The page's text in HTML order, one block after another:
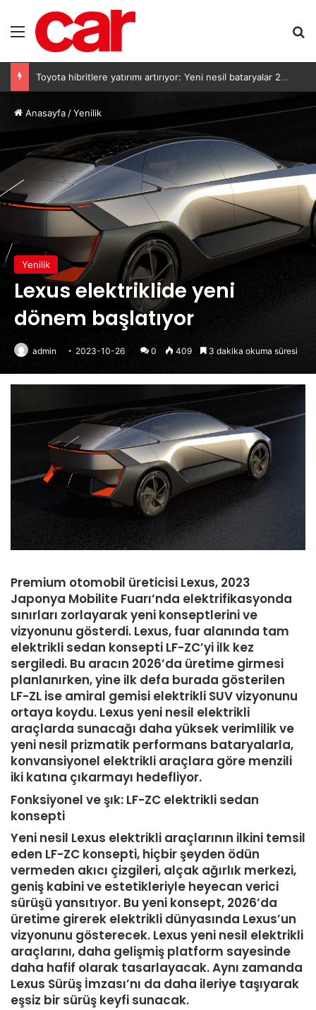
Menü
Toyota hibritlere yatırımı artırıyor: Yeni nesil bataryalar 2027’de geliyor
Anasayfa /Yenilik
Yenilik
Lexus elektriklide yeni
dönem başlatıyor
admin 2023-10-26 0 409 3 dakika okuma süresi
Premium otomobil üreticisi Lexus, 2023
Japonya Mobilite Fuarı’nda elektrifikasyonda
sınırları zorlayarak yeni konseptlerini ve
vizyonunu gösterdi. Lexus, fuar alanında tam
elektrikli sedan konsepti LF-ZC’yi ilk kez
sergiledi. Bu aracın 2026’da üretime girmesi
planlanırken, yine ilk defa burada gösterilen
LF-ZL ise amiral gemisi elektrikli SUV vizyonunu
ortaya koydu. Lexus yeni nesil elektrikli
araçlarda sunacağı daha yüksek verimlilik ve
yeni nesil prizmatik performans bataryalarla,
konvansiyonel elektrikli araçlara göre menzili
iki katına çıkarmayı hedefliyor.
Fonksiyonel ve şık: LF-ZC elektrikli sedan
konsepti
Yeni nesil Lexus elektrikli araçlarının ilkini temsil
eden LF-ZC konsepti, hiçbir şeyden ödün
vermeden akıcı çizgileri, alçak ağırlık merkezi,
geniş kabini ve estetikleriyle heyecan verici
sürüşü yansıtıyor. Bu yeni konsept, 2026’da
üretime girerek elektrikli dünyasında Lexus’un
vizyonunu gösterecek. Lexus yeni nesil elektrikli
araçlarını, daha gelişmiş platform sayesinde
daha hafif olarak tasarlayacak. Aynı zamanda
Lexus Sürüş İmzası’nı da daha ileriye taşıyarak
eşsiz bir sürüş keyfi sunacak.